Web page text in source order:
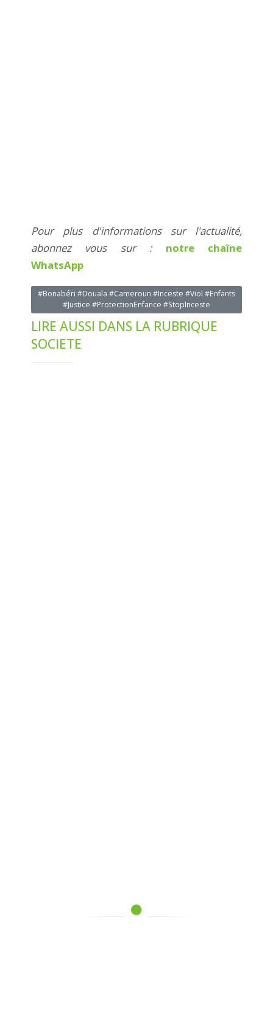
Pour plus d'informations sur l'actualité,
abonnez vous sur : notre chaîne
WhatsApp
#Bonabéri #Douala #Cameroun #Inceste #Viol #Enfants
#Justice #ProtectionEnfance #StopInceste
LIRE AUSSI DANS LA RUBRIQUE
SOCIETE